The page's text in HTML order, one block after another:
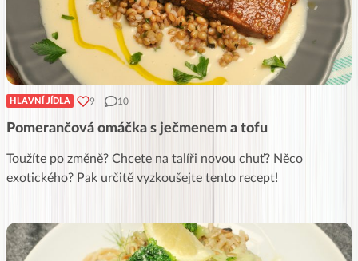
HLAVNÍ JÍDLA 9 10
Pomerančová omáčka s ječmenem a tofu
Toužíte po změně? Chcete na talíři novou chuť? Něco
exotického? Pak určitě vyzkoušejte tento recept!